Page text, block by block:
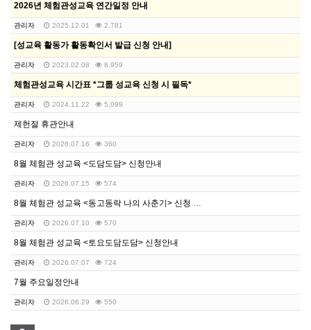
2026년 체험관성교육 연간일정 안내
관리자 2025.12.01 2,781
[성교육 활동가 활동확인서 발급 신청 안내]
관리자 2023.02.08 8,959
체험관성교육 시간표 *그룹 성교육 신청 시 필독*
관리자 2024.11.22 5,099
제헌절 휴관안내
관리자 2026.07.16 360
8월 체험관 성교육 <도담도담> 신청안내
관리자 2026.07.15 574
8월 체험관 성교육 <동고동락 나의 사춘기> 신청 안내
관리자 2026.07.10 570
8월 체험관 성교육 <토요도담도담> 신청안내
관리자 2026.07.07 724
7월 주요일정안내
관리자 2026.06.29 550